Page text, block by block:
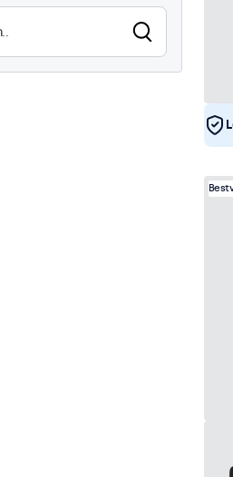
Continu gebruik (24/7)
14